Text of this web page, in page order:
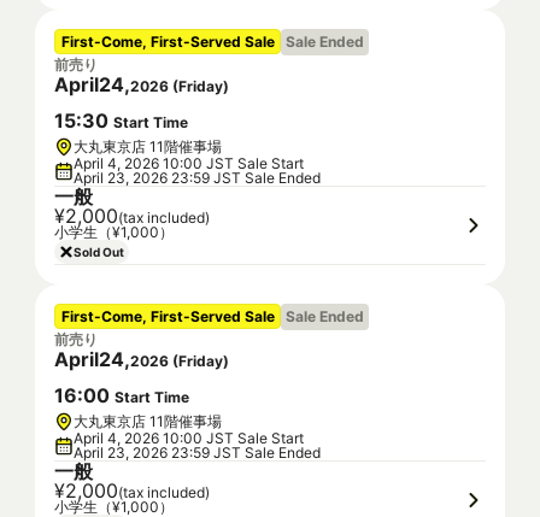
First-Come, First-Served Sale Sale Ended
前売り
April24,2026 (Friday)
15:30 Start Time
大丸東京店 11階催事場
April 4, 2026 10:00 JST Sale Start
April 23, 2026 23:59 JST Sale Ended
一般
¥2,000(tax included)
小学生（¥1,000）
Sold Out
First-Come, First-Served Sale Sale Ended
前売り
April24,2026 (Friday)
16:00 Start Time
大丸東京店 11階催事場
April 4, 2026 10:00 JST Sale Start
April 23, 2026 23:59 JST Sale Ended
一般
¥2,000(tax included)
小学生（¥1,000）